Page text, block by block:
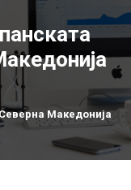
Македонија